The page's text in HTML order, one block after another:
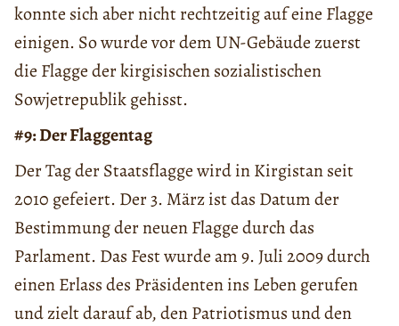
konnte sich aber nicht rechtzeitig auf eine Flagge
einigen. So wurde vor dem UN-Gebäude zuerst
die Flagge der kirgisischen sozialistischen
Sowjetrepublik gehisst.
#9: Der Flaggentag
Der Tag der Staatsflagge wird in Kirgistan seit
2010 gefeiert. Der 3. März ist das Datum der
Bestimmung der neuen Flagge durch das
Parlament. Das Fest wurde am 9. Juli 2009 durch
einen Erlass des Präsidenten ins Leben gerufen
und zielt darauf ab, den Patriotismus und den